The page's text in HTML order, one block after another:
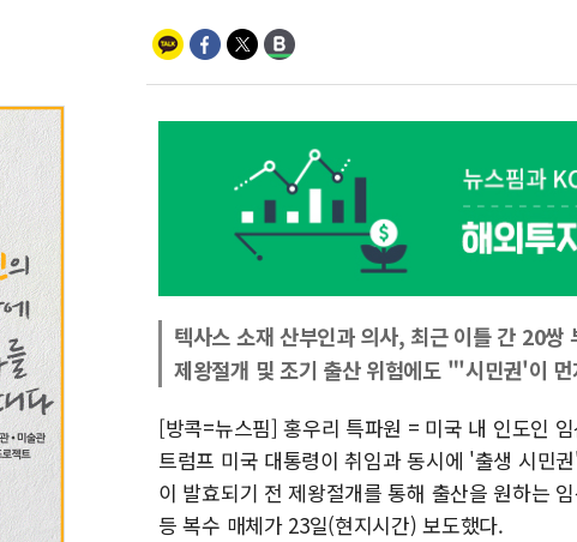
텍사스 소재 산부인과 의사, 최근 이틀 간 20쌍
제왕절개 및 조기 출산 위험에도 "'시민권'이
[방콕=뉴스핌] 홍우리 특파원 = 미국 내 인도인
트럼프 미국 대통령이 취임과 동시에 '출생 시민
이 발효되기 전 제왕절개를 통해 출산을 원하는
등 복수 매체가 23일(현지시간) 보도했다.